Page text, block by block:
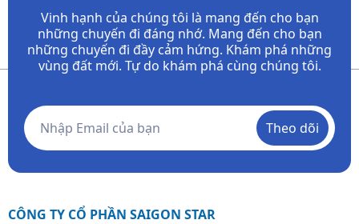
Vinh hạnh của chúng tôi là mang đến cho bạn
những chuyến đi đáng nhớ. Mang đến cho bạn
những chuyến đi đầy cảm hứng. Khám phá những
vùng đất mới. Tự do khám phá cùng chúng tôi.
Theo dõi
CÔNG TY CỔ PHẦN SAIGON STAR